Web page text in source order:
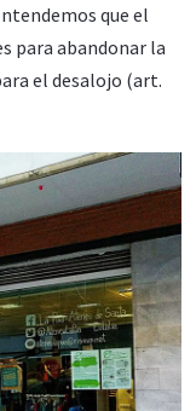
que el
para abandonar la
el desalojo (art.